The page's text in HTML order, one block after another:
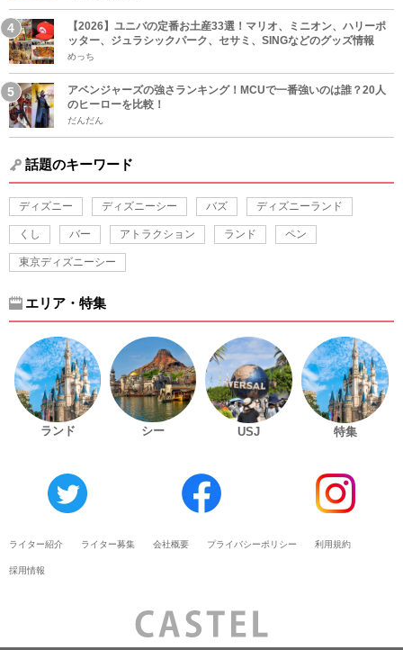
【2026】ユニバの定番お土産33選！マリオ、ミニオン、ハリーポ
ッター、ジュラシックパーク、セサミ、SINGなどのグッズ情報
めっち
アベンジャーズの強さランキング！MCUで一番強いのは誰？20人
のヒーローを比較！
だんだん
話題のキーワード
ディズニー ディズニーシー バズ ディズニーランド
くし バー アトラクション ランド ペン
東京ディズニーシー
エリア・特集
ランド シー USJ 特集
ライター紹介 ライター募集 会社概要 プライバシーポリシー 利用規約
採用情報